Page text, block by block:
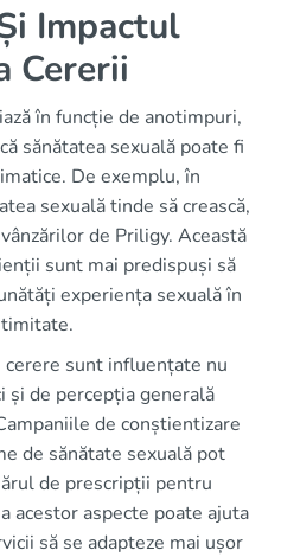
Impactul
Cererii
în funcție de anotimpuri,
sănătatea sexuală poate fi
De exemplu, în
sexuală tinde să crească,
de Priligy. Această
sunt mai predispuși să
experiența sexuală în
sunt influențate nu
și de percepția generală
de conștientizare
de sănătate sexuală pot
de prescripții pentru
acestor aspecte poate ajuta
să se adapteze mai ușor